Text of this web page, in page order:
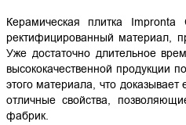
Керамическая плитка
ректифицированный материал,
Уже достаточно длительное
высококачественной продукции
этого материала, что доказывает
отличные свойства,
фабрик.